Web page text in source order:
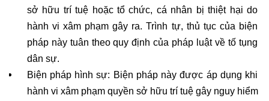
sở hữu trí tuệ hoặc tổ chức, cá nhân bị thiệt hại do
hành vi xâm phạm gây ra. Trình tự, thủ tục của biện
pháp này tuân theo quy định của pháp luật về tố tụng
dân sự.
Biện pháp hình sự: Biện pháp này được áp dụng khi
hành vi xâm phạm quyền sở hữu trí tuệ gây nguy hiểm